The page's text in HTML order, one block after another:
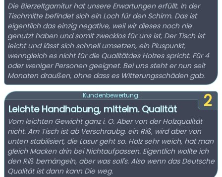
Die Bierzeltgarnitur hat unsere Erwartungen erfüllt. In der
Tischmitte befindet sich ein Loch für den Schirm. Das ist
eigentlich das einzig negative, weil wir dieses noch nie
genutzt haben und somit zwecklos für uns ist, Der Tisch ist
leicht und lässt sich schnell umsetzen, ein Pluspunkt,
wenngleich es nicht für die Qualitätdes Holzes spricht. Für 4
oder weniger Personen geeignet. Bei uns steht er nun seit
Monaten draußen, ohne dass es Witterungsschäden gab.
2
Kundenbewertung:
Leichte Handhabung, mittelm. Qualität
Vom leichten Gewicht ganz i. O. Aber von der Holzqualität
nicht. Am Tisch ist ab Verschraubg. ein Riß, wird aber von
unten stabilisiert, die Lasur geht so. Holz sehr weich, hat man
gleich Macken drin bei Nichtaufpassen. Eigentlich wollte ich
den Riß bemängeln, aber was soll's. Also wenn das Deutsche
Qualität ist dann kann Die weg.